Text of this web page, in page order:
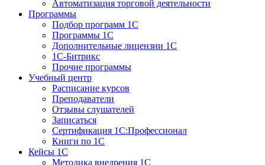
Автоматизация торговой деятельности
Программы
Подбор программ 1С
Программы 1С
Дополнительные лицензии 1С
1С-Битрикс
Прочие программы
Учебный центр
Расписание курсов
Преподаватели
Отзывы слушателей
Записаться
Сертификация 1С:Профессионал
Книги по 1С
Кейсы 1С
Методика внедрения 1С